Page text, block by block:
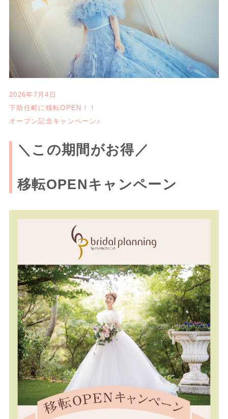
2026年7月4日
下助任町に移転OPEN！！
オープン記念キャンペーン♪
＼この期間がお得／
移転OPENキャンペーン